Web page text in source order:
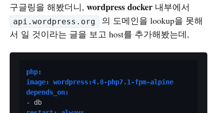
구글링을 해봤더니, wordpress docker 내부에서
api.wordpress.org
의 도메인을 lookup을 못해
서 일 것이라는 글을 보고 host를 추가해봤는데,
php:
image: wordpress:4.8-php7.1-fpm-alpine
depends_on: